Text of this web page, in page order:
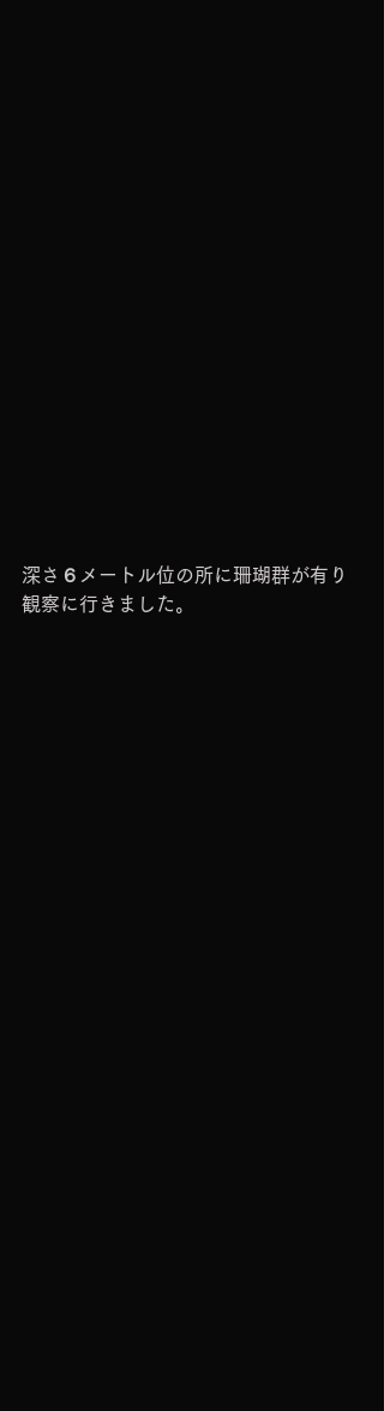
深さ６メートル位の所に珊瑚群が有り
観察に行きました。